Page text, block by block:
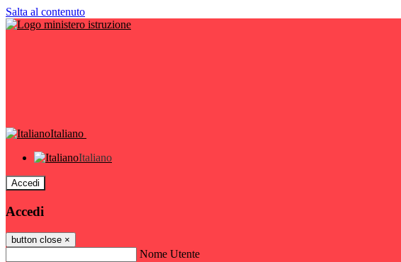
Salta al contenuto
Italiano
Italiano
Accedi
Accedi
button close ×
Nome Utente